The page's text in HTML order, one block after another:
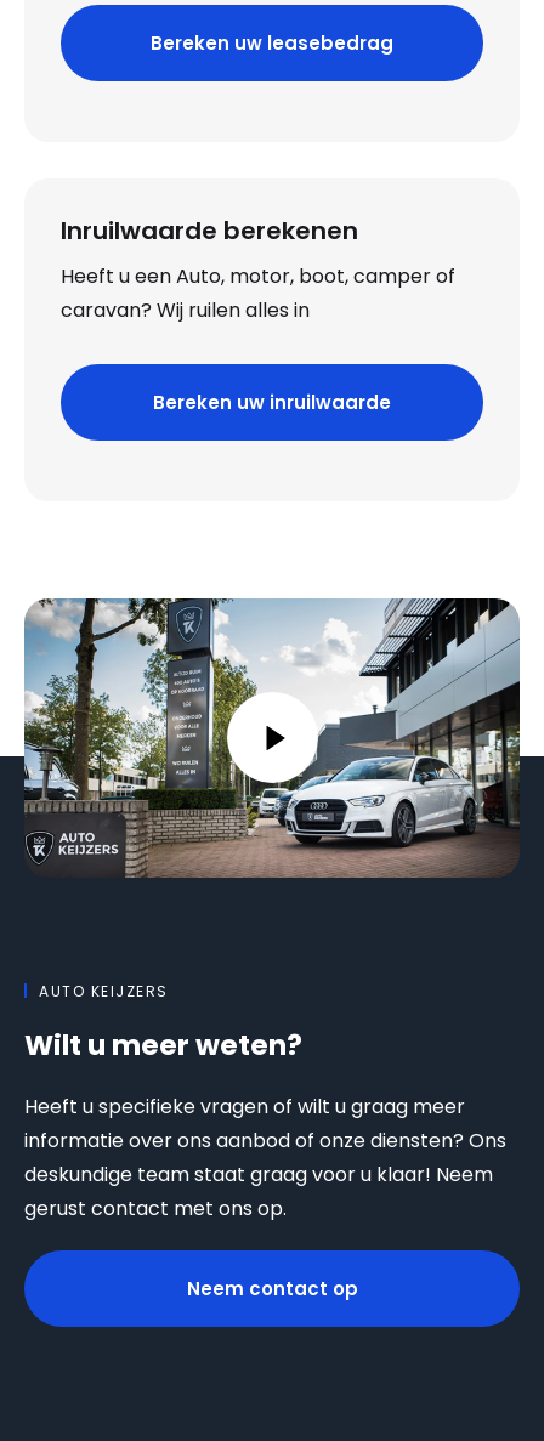
Bereken uw leasebedrag
Inruilwaarde berekenen
Heeft u een Auto, motor, boot, camper of
caravan? Wij ruilen alles in
Bereken uw inruilwaarde
AUTO KEIJZERS
Wilt u meer weten?
Heeft u specifieke vragen of wilt u graag meer
informatie over ons aanbod of onze diensten? Ons
deskundige team staat graag voor u klaar! Neem
gerust contact met ons op.
Neem contact op